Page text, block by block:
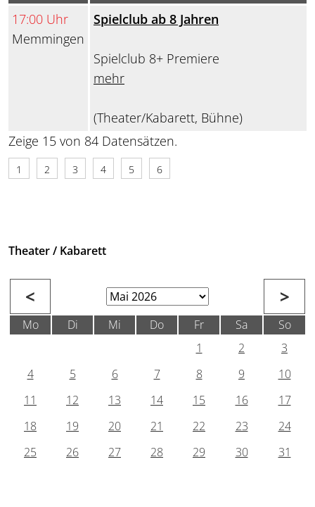
17:00 Uhr
Memmingen
Spielclub ab 8 Jahren
Spielclub 8+ Premiere
mehr
(Theater/Kabarett, Bühne)
Zeige 15 von 84 Datensätzen.
1 2 3 4 5 6
Theater / Kabarett
< >
Mo Di Mi Do Fr Sa
So
1
2
3
4
5 6 7 8 9
10
11
12 13 14 15 16
17
18
19 20 21 22 23
24
25
26 27 28 29 30 31